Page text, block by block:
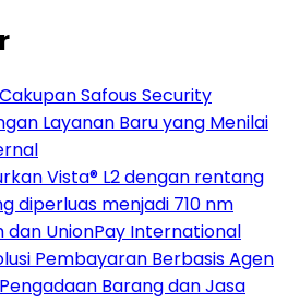
Safous Security
Layanan Baru yang Menilai
Vista® L2 dengan rentang
diperluas menjadi 710 nm
dan UnionPay International
Pembayaran Berbasis Agen
Barang dan Jasa